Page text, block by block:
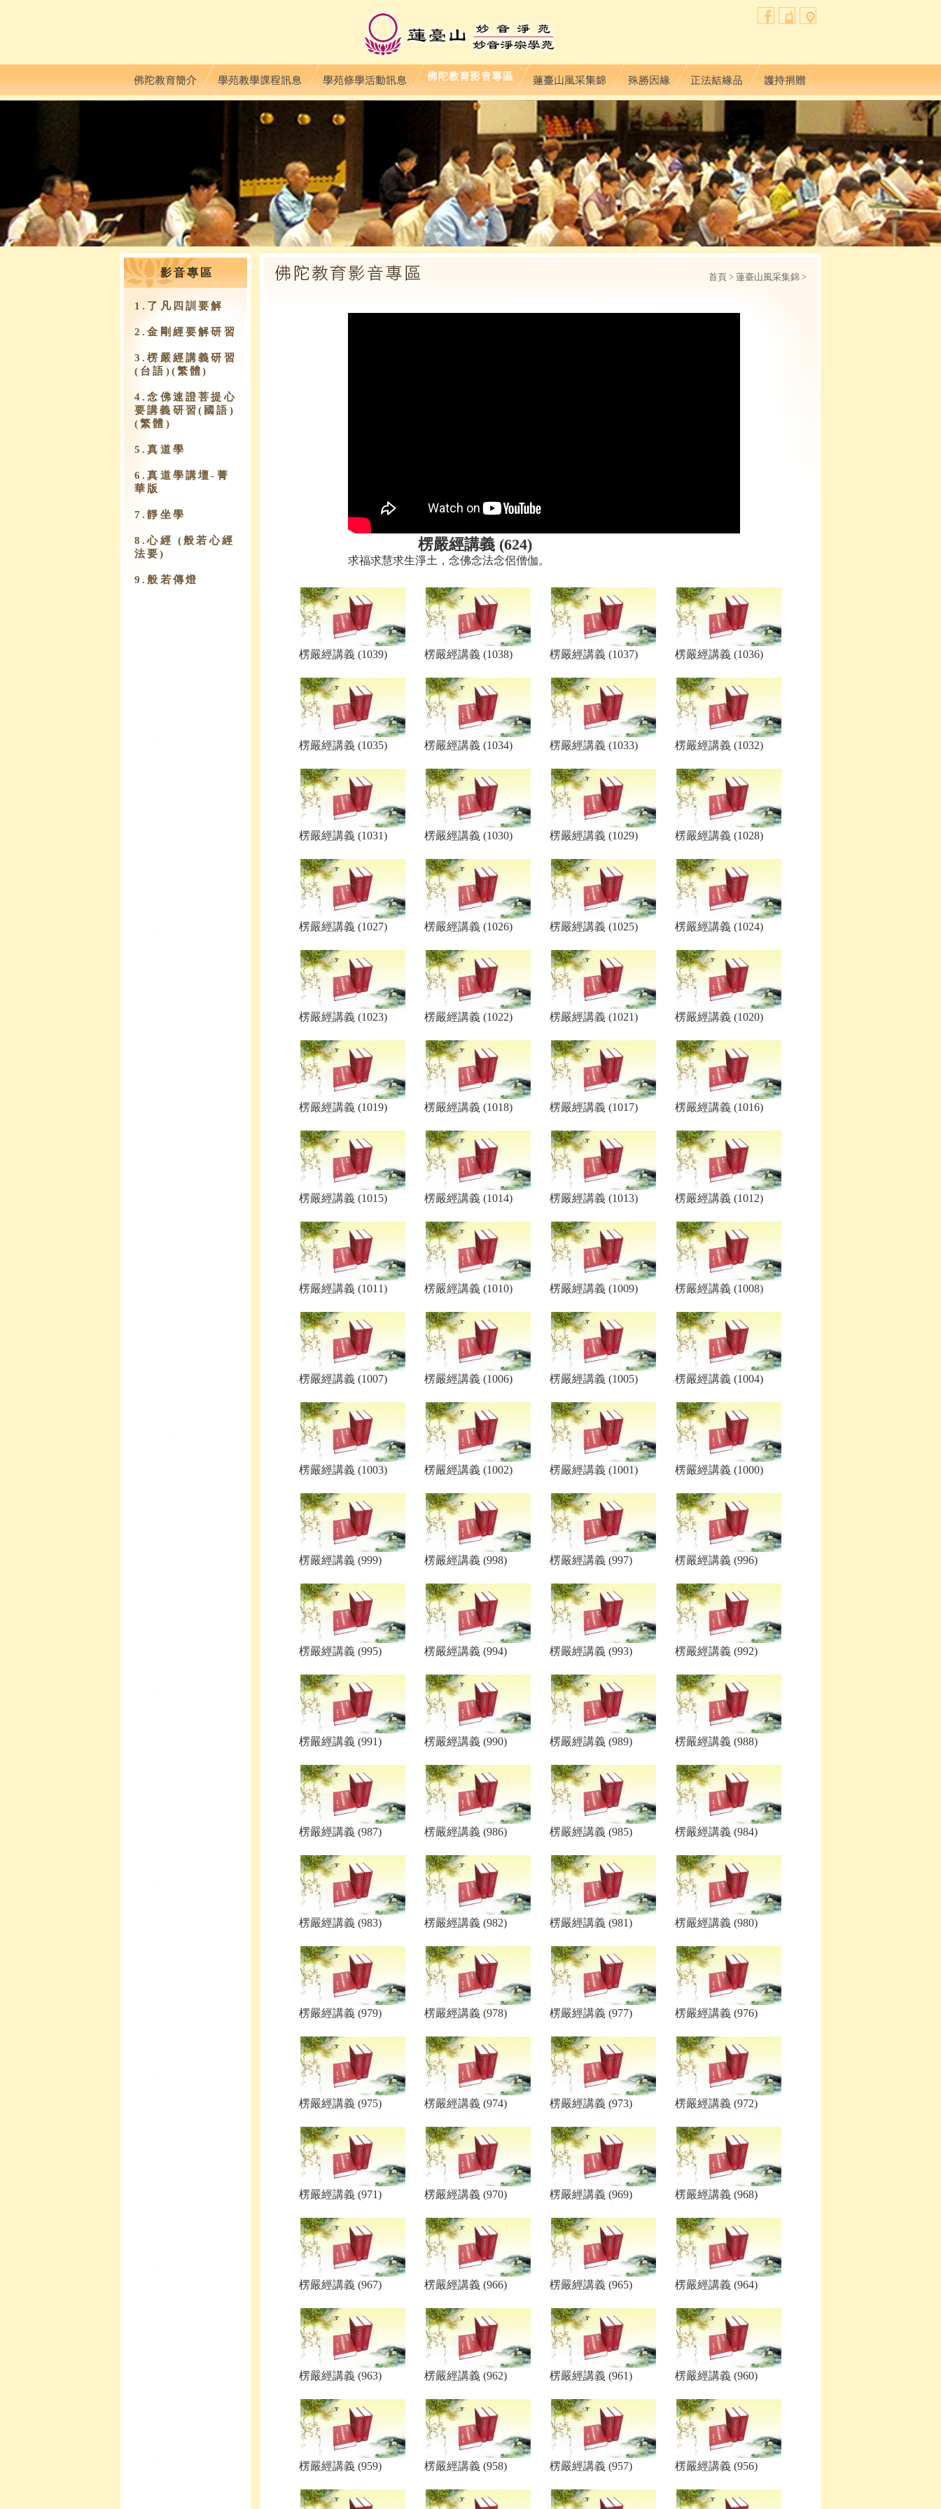
影音專區
1.了凡四訓要解
2.金剛經要解研習
3.楞嚴經講義研習
(台語)(繁體)
4.念佛速證菩提心
要講義研習(國語)
(繁體)
5.真道學
6.真道學講壇-菁
華版
7.靜坐學
8.心經 (般若心經
法要)
9.​般若傳燈
首頁 > 蓮臺山風采集錦 >
楞嚴經講義 (624)
求福求慧求生淨土，念佛念法念侶僧伽。
楞嚴經講義 (1039) 楞嚴經講義 (1038) 楞嚴經講義 (1037) 楞嚴經講義 (1036)
楞嚴經講義 (1035) 楞嚴經講義 (1034) 楞嚴經講義 (1033) 楞嚴經講義 (1032)
楞嚴經講義 (1031) 楞嚴經講義 (1030) 楞嚴經講義 (1029) 楞嚴經講義 (1028)
楞嚴經講義 (1027) 楞嚴經講義 (1026) 楞嚴經講義 (1025) 楞嚴經講義 (1024)
楞嚴經講義 (1023) 楞嚴經講義 (1022) 楞嚴經講義 (1021) 楞嚴經講義 (1020)
楞嚴經講義 (1019) 楞嚴經講義 (1018) 楞嚴經講義 (1017) 楞嚴經講義 (1016)
楞嚴經講義 (1015) 楞嚴經講義 (1014) 楞嚴經講義 (1013) 楞嚴經講義 (1012)
楞嚴經講義 (1011) 楞嚴經講義 (1010) 楞嚴經講義 (1009) 楞嚴經講義 (1008)
楞嚴經講義 (1007) 楞嚴經講義 (1006) 楞嚴經講義 (1005) 楞嚴經講義 (1004)
楞嚴經講義 (1003) 楞嚴經講義 (1002) 楞嚴經講義 (1001) 楞嚴經講義 (1000)
楞嚴經講義 (999) 楞嚴經講義 (998) 楞嚴經講義 (997) 楞嚴經講義 (996)
楞嚴經講義 (995) 楞嚴經講義 (994) 楞嚴經講義 (993) 楞嚴經講義 (992)
楞嚴經講義 (991) 楞嚴經講義 (990) 楞嚴經講義 (989) 楞嚴經講義 (988)
楞嚴經講義 (987) 楞嚴經講義 (986) 楞嚴經講義 (985) 楞嚴經講義 (984)
楞嚴經講義 (983) 楞嚴經講義 (982) 楞嚴經講義 (981) 楞嚴經講義 (980)
楞嚴經講義 (979) 楞嚴經講義 (978) 楞嚴經講義 (977) 楞嚴經講義 (976)
楞嚴經講義 (975) 楞嚴經講義 (974) 楞嚴經講義 (973) 楞嚴經講義 (972)
楞嚴經講義 (971) 楞嚴經講義 (970) 楞嚴經講義 (969) 楞嚴經講義 (968)
楞嚴經講義 (967) 楞嚴經講義 (966) 楞嚴經講義 (965) 楞嚴經講義 (964)
楞嚴經講義 (963) 楞嚴經講義 (962) 楞嚴經講義 (961) 楞嚴經講義 (960)
楞嚴經講義 (959) 楞嚴經講義 (958) 楞嚴經講義 (957) 楞嚴經講義 (956)